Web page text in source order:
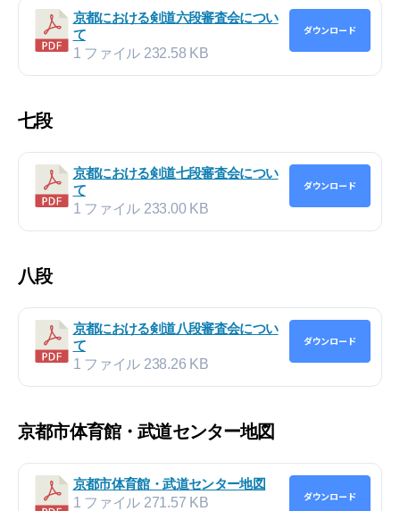
京都における剣道六段審査会につい
て
1 ファイル 232.58 KB
ダウンロード
七段
京都における剣道七段審査会につい
て
1 ファイル 233.00 KB
ダウンロード
八段
京都における剣道八段審査会につい
て
1 ファイル 238.26 KB
ダウンロード
京都市体育館・武道センター地図
京都市体育館・武道センター地図
1 ファイル 271.57 KB ダウンロード